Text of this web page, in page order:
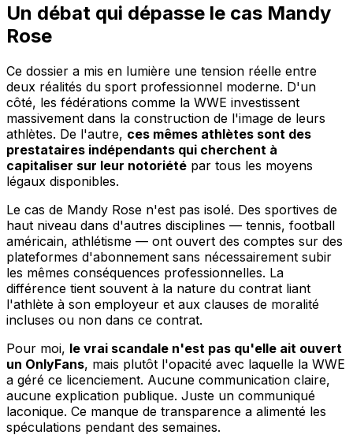
Un débat qui dépasse le cas Mandy
Rose
Ce dossier a mis en lumière une tension réelle entre
deux réalités du sport professionnel moderne. D'un
côté, les fédérations comme la WWE investissent
massivement dans la construction de l'image de leurs
athlètes. De l'autre, ces mêmes athlètes sont des
prestataires indépendants qui cherchent à
capitaliser sur leur notoriété par tous les moyens
légaux disponibles.
Le cas de Mandy Rose n'est pas isolé. Des sportives de
haut niveau dans d'autres disciplines — tennis, football
américain, athlétisme — ont ouvert des comptes sur des
plateformes d'abonnement sans nécessairement subir
les mêmes conséquences professionnelles. La
différence tient souvent à la nature du contrat liant
l'athlète à son employeur et aux clauses de moralité
incluses ou non dans ce contrat.
Pour moi, le vrai scandale n'est pas qu'elle ait ouvert
un OnlyFans, mais plutôt l'opacité avec laquelle la WWE
a géré ce licenciement. Aucune communication claire,
aucune explication publique. Juste un communiqué
laconique. Ce manque de transparence a alimenté les
spéculations pendant des semaines.